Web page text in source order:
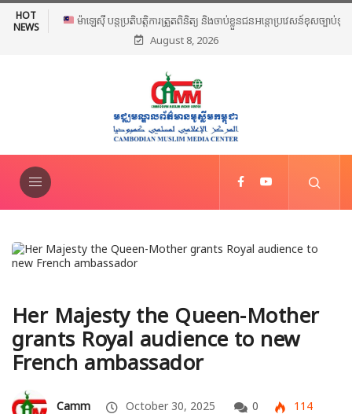
HOT
NEWS
ម៉ាឡេស៊ី បន្តប្រតិបត្តិការត្រួតពិនិត្យ និងចាប់ខ្លួនជនអន្តោប្រវេសន៍ខុស
ច្បាប់ទូទាំងប្រទេស
August 8, 2026
Her Majesty the Queen-Mother
grants Royal audience to new
French ambassador
Camm October 30, 2025 0
114